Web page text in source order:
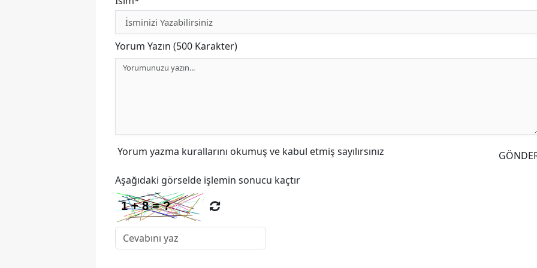
Yorum Yazın (500 Karakter)
Yorum yazma kurallarını okumuş ve kabul etmiş sayılırsınız
Aşağıdaki görselde işlemin sonucu kaçtır